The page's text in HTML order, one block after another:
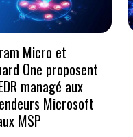
Micro et
One proposent
managé aux
Microsoft
MSP